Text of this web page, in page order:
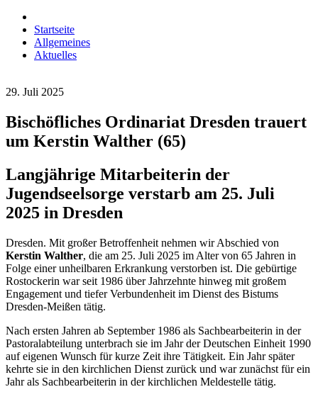
Startseite
Allgemeines
Aktuelles
29. Juli 2025
Bischöfliches Ordinariat Dresden trauert
um Kerstin Walther (65)
Langjährige Mitarbeiterin der
Jugendseelsorge verstarb am 25. Juli
2025 in Dresden
Dresden. Mit großer Betroffenheit nehmen wir Abschied von
Kerstin Walther, die am 25. Juli 2025 im Alter von 65 Jahren in
Folge einer unheilbaren Erkrankung verstorben ist. Die gebürtige
Rostockerin war seit 1986 über Jahrzehnte hinweg mit großem
Engagement und tiefer Verbundenheit im Dienst des Bistums
Dresden-Meißen tätig.
Nach ersten Jahren ab September 1986 als Sachbearbeiterin in der
Pastoralabteilung unterbrach sie im Jahr der Deutschen Einheit 1990
auf eigenen Wunsch für kurze Zeit ihre Tätigkeit. Ein Jahr später
kehrte sie in den kirchlichen Dienst zurück und war zunächst für ein
Jahr als Sachbearbeiterin in der kirchlichen Meldestelle tätig.